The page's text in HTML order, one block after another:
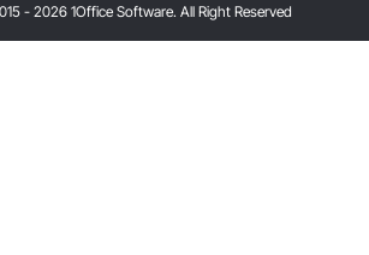
- 2026 1Office Software. All Right Reserved